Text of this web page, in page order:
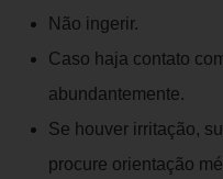
Não ingerir.
Caso haja contato
abundantemente.
Se houver irritação,
procure orientação